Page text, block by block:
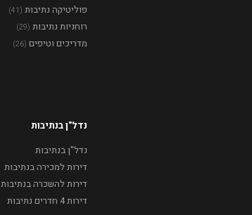
פוליטיקה נתיבות (41)
רוחניות נתיבות (29)
מדריכים וטיפים (26)
נדל"ן בנתיבות
נדל"ן בנתיבות
דירות למכירה בנתיבות
דירות להשכרה בנתיבות
דירות 4 חדרים נתיבות